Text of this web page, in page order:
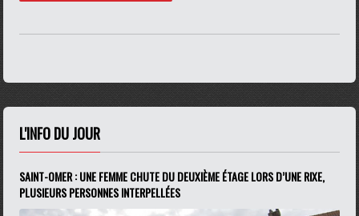
L'INFO DU JOUR
SAINT-OMER : UNE FEMME CHUTE DU DEUXIÈME ÉTAGE LORS D’UNE RIXE,
PLUSIEURS PERSONNES INTERPELLÉES